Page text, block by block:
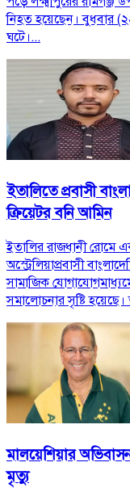
নিহত হয়েছেন। বুধবার
ঘটে।...
ইতালিতে প্রবাসী
ক্রিয়েটর বনি আমিন
ইতালির রাজধানী রোমে
অস্ট্রেলিয়াপ্রবাসী
সামাজিক
সমালোচনার সৃষ্টি
মালয়েশিয়ার
মৃত্যু